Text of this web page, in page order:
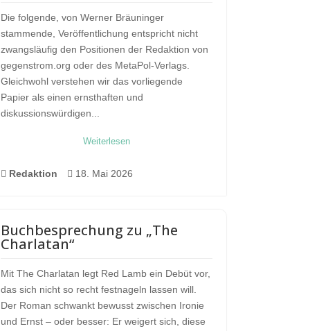
Die folgende, von Werner Bräuninger
stammende, Veröffentlichung entspricht nicht
zwangsläufig den Positionen der Redaktion von
gegenstrom.org oder des MetaPol-Verlags.
Gleichwohl verstehen wir das vorliegende
Papier als einen ernsthaften und
diskussionswürdigen...
Weiterlesen
 Redaktion  18. Mai 2026
Buchbesprechung zu „The
Charlatan“
Mit The Charlatan legt Red Lamb ein Debüt vor,
das sich nicht so recht festnageln lassen will.
Der Roman schwankt bewusst zwischen Ironie
und Ernst – oder besser: Er weigert sich, diese